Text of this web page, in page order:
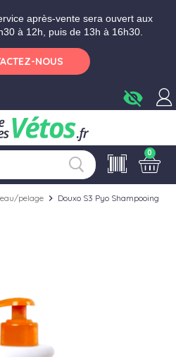
après-vente sera ouvert aux
à 12h, puis de 13h à 16h30.
NOUS
visibility_off
0
pelage chevron_right Douxo S3 Pyo Shampooing